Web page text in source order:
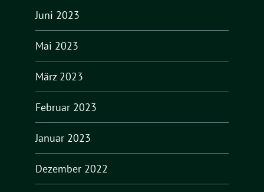
Juni 2023
Mai 2023
März 2023
Februar 2023
Januar 2023
Dezember 2022